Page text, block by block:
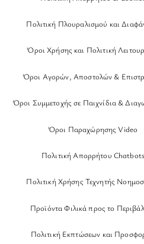
Πολιτική Πλουραλισμού και
Όροι Χρήσης και Πολιτική
Όροι Αγορών, Αποστολών &
Όροι Συμμετοχής σε Παιχνίδια &
Όροι Παραχώρησης Video
Πολιτική Απορρήτου Chatbots
Πολιτική Χρήσης Τεχνητής
Προϊόντα Φιλικά προς το
Πολιτική Εκπτώσεων και